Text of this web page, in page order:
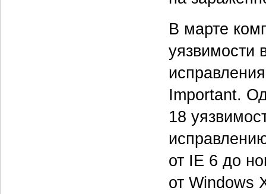
В марте
уязвимости
Important.
18
от IE 6 до
от Windows